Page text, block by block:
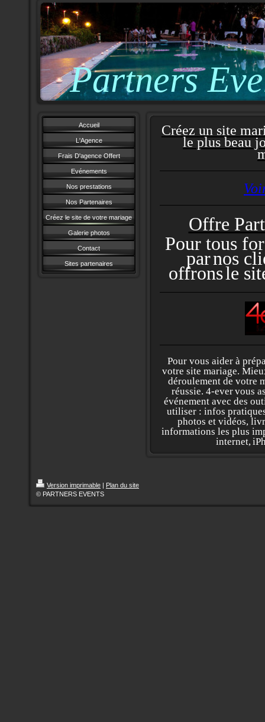
Partners
Accueil
L'Agence
Frais D'agence Offert
Evénements
Nos prestations
Nos Partenaires
Créez le site de votre mariage
Galerie photos
Contact
Sites partenaires
Créez un site
le plus beau
Offre
Pour tous
parnos
offronsle
Pour vous aider à
votre site mariage.
déroulement de votre
réussie. 4-evervous
événement avec des
utiliser : infos
photos et vidéos,
informations les plus
internet,
Version imprimable | Plan du site
© PARTNERS EVENTS